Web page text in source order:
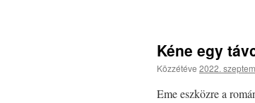
Kéne egy
Közzétéve 2022.
Eme eszközre a